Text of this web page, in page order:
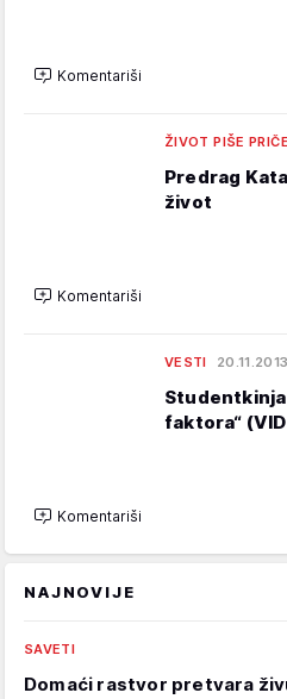
Komentariši
ŽIVOT PIŠE PRIČE
Predrag
život
Komentariši
VESTI
Studentkinja
faktora“
Komentariši
NAJNOVIJE
SAVETI
Domaći rastvor pretvara